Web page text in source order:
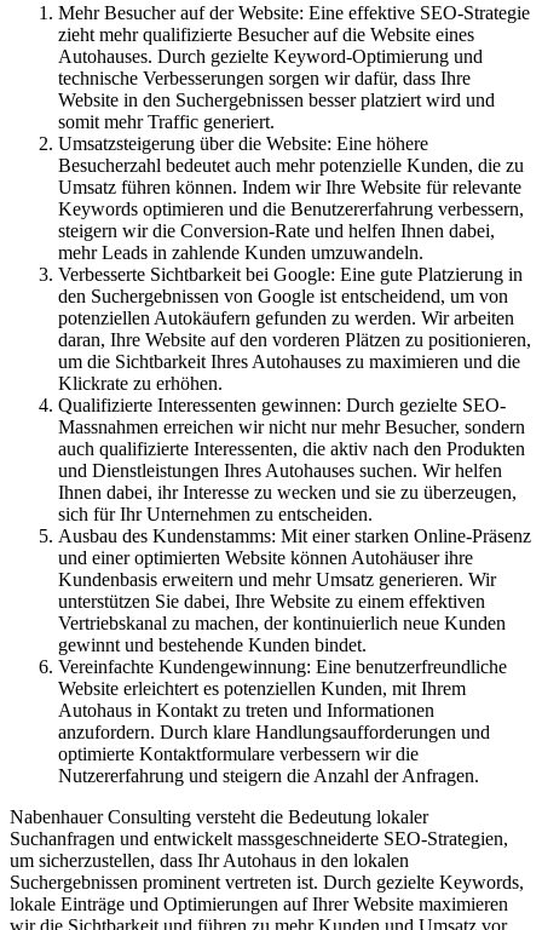
Mehr Besucher auf der Website: Eine effektive SEO-Strategie
zieht mehr qualifizierte Besucher auf die Website eines
Autohauses. Durch gezielte Keyword-Optimierung und
technische Verbesserungen sorgen wir dafür, dass Ihre
Website in den Suchergebnissen besser platziert wird und
somit mehr Traffic generiert.
Umsatzsteigerung über die Website: Eine höhere
Besucherzahl bedeutet auch mehr potenzielle Kunden, die zu
Umsatz führen können. Indem wir Ihre Website für relevante
Keywords optimieren und die Benutzererfahrung verbessern,
steigern wir die Conversion-Rate und helfen Ihnen dabei,
mehr Leads in zahlende Kunden umzuwandeln.
Verbesserte Sichtbarkeit bei Google: Eine gute Platzierung in
den Suchergebnissen von Google ist entscheidend, um von
potenziellen Autokäufern gefunden zu werden. Wir arbeiten
daran, Ihre Website auf den vorderen Plätzen zu positionieren,
um die Sichtbarkeit Ihres Autohauses zu maximieren und die
Klickrate zu erhöhen.
Qualifizierte Interessenten gewinnen: Durch gezielte SEO-
Massnahmen erreichen wir nicht nur mehr Besucher, sondern
auch qualifizierte Interessenten, die aktiv nach den Produkten
und Dienstleistungen Ihres Autohauses suchen. Wir helfen
Ihnen dabei, ihr Interesse zu wecken und sie zu überzeugen,
sich für Ihr Unternehmen zu entscheiden.
Ausbau des Kundenstamms: Mit einer starken Online-Präsenz
und einer optimierten Website können Autohäuser ihre
Kundenbasis erweitern und mehr Umsatz generieren. Wir
unterstützen Sie dabei, Ihre Website zu einem effektiven
Vertriebskanal zu machen, der kontinuierlich neue Kunden
gewinnt und bestehende Kunden bindet.
Vereinfachte Kundengewinnung: Eine benutzerfreundliche
Website erleichtert es potenziellen Kunden, mit Ihrem
Autohaus in Kontakt zu treten und Informationen
anzufordern. Durch klare Handlungsaufforderungen und
optimierte Kontaktformulare verbessern wir die
Nutzererfahrung und steigern die Anzahl der Anfragen.
Nabenhauer Consulting versteht die Bedeutung lokaler
Suchanfragen und entwickelt massgeschneiderte SEO-Strategien,
um sicherzustellen, dass Ihr Autohaus in den lokalen
Suchergebnissen prominent vertreten ist. Durch gezielte Keywords,
lokale Einträge und Optimierungen auf Ihrer Website maximieren
wir die Sichtbarkeit und führen zu mehr Kunden und Umsatz vor